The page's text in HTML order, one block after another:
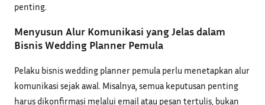
penting.
Menyusun Alur Komunikasi yang Jelas dalam
Bisnis Wedding Planner Pemula
Pelaku bisnis wedding planner pemula perlu menetapkan alur
komunikasi sejak awal. Misalnya, semua keputusan penting
harus dikonfirmasi melalui email atau pesan tertulis, bukan